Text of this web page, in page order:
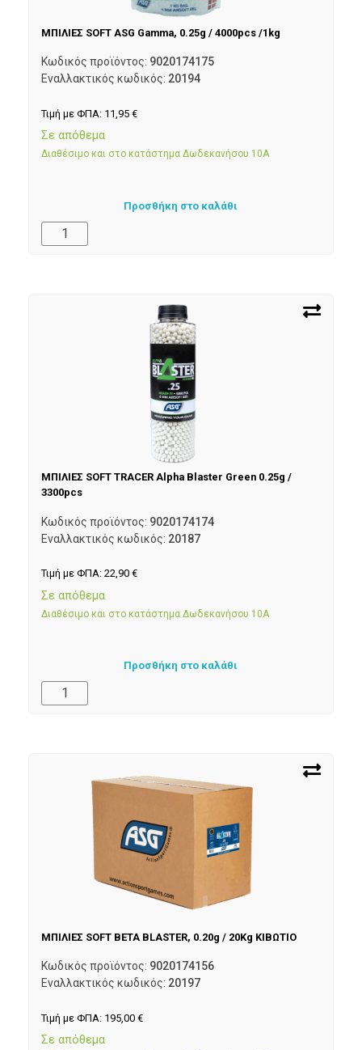
ΜΠΙΛΙΕΣ SOFT ASG Gamma, 0.25g / 4000pcs /1kg
Κωδικός προϊόντος: 9020174175
Εναλλακτικός κωδικός: 20194
Τιμή με ΦΠΑ: 11,95 €
Σε απόθεμα
Διαθέσιμο και στο κατάστημα Δωδεκανήσου 10Α
Προσθήκη στο καλάθι
ΜΠΙΛΙΕΣ SOFT TRACER Alpha Blaster Green 0.25g /
3300pcs
Κωδικός προϊόντος: 9020174174
Εναλλακτικός κωδικός: 20187
Τιμή με ΦΠΑ: 22,90 €
Σε απόθεμα
Διαθέσιμο και στο κατάστημα Δωδεκανήσου 10Α
Προσθήκη στο καλάθι
ΜΠΙΛΙΕΣ SOFT BETA BLASTER, 0.20g / 20Kg ΚΙΒΩΤΙΟ
Κωδικός προϊόντος: 9020174156
Εναλλακτικός κωδικός: 20197
Τιμή με ΦΠΑ: 195,00 €
Σε απόθεμα